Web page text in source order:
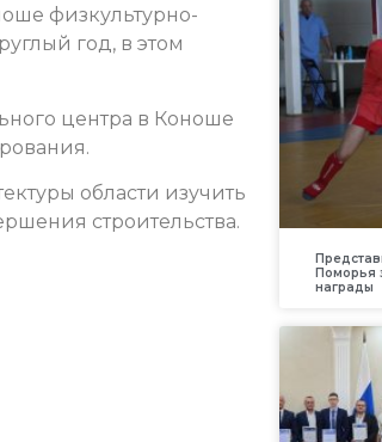
физкультурно-
год, в этом
центра в Коноше
области изучить
строительства.
Поморья
награды